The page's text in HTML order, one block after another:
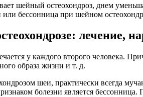
шейный остеохондроз, днем
или бессонница при шейном
лечение,
у каждого второго человека.
образа жизни и т. д.
шеи, практически всегда
болезни является